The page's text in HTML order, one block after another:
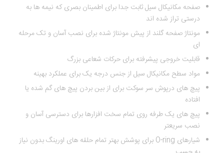
صفحه مکانیکال سیل ثابت جدا برای اطمینان بصری که نیمه ها به
درستی تراز شده اند
مونتاژ صفحه گلند از پیش مونتاژ شده برای نصب آسان و تک مرحله
ای
قابلیت خروجی پیشرفته برای حرکات شعاعی بزرگ
مواد سطح مکانیکال سیل از جنس درجه یک برای عملکرد بهینه
پیچ های درپوش سر سوکت برای از بین بردن پیچ های گم شده یا
افتاده
پیچ های یک طرفه روی تمام سخت افزارها برای دسترسی آسان و
نصب سریعتر
شیارهای O-ring برای پوشش بهتر تمام حلقه های اورینگ بدون نیاز